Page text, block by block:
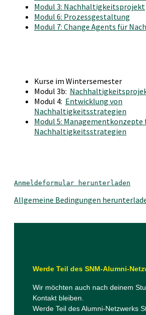
Modul 3: Nachhaltigkeitsprojekt
Modul 6: Prozessgestaltung
Modul 7: Change Agents für
Kurse im Wintersemester
Modul 3b:
Modul 4: Entwicklung von
Nachhaltigkeitsstrategien
Modul 5: Managementkonzepte
Nachhaltigkeitsstrategien
Anmeldeformular herunterladen
Allgemeine Bedingungen